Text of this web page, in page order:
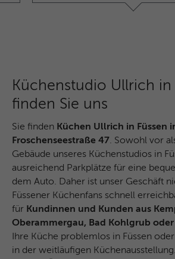
Küchenstudio Ullrich in
finden Sie uns
Sie finden Küchen Ullrich in Füssen
Froschenseestraße 47. Sowohl vor
Gebäude unseres Küchenstudios in
ausreichend Parkplätze für eine
dem Auto. Daher ist unser Geschäft
Füssener Küchenfans schnell
für Kundinnen und Kunden aus
Oberammergau, Bad Kohlgrub
Ihre Küche problemlos in Füssen
in der weitläufigen